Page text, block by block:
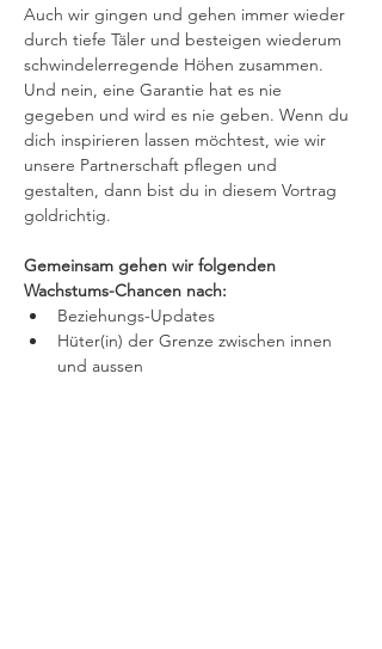
Auch wir gingen und gehen immer wieder
durch tiefe Täler und besteigen wiederum
schwindelerregende Höhen zusammen.
Und nein, eine Garantie hat es nie
gegeben und wird es nie geben. Wenn du
dich inspirieren lassen möchtest, wie wir
unsere Partnerschaft pflegen und
gestalten, dann bist du in diesem Vortrag
goldrichtig.
Gemeinsam gehen wir folgenden
Wachstums-Chancen nach:
Beziehungs-Updates
Hüter(in) der Grenze zwischen innen
und aussen